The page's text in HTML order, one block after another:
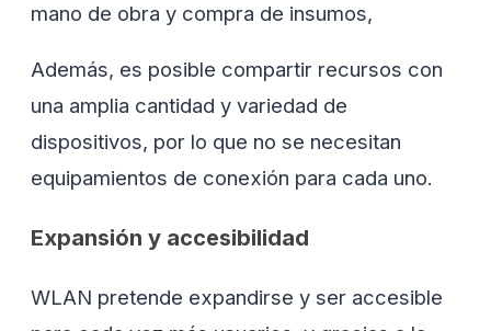
mano de obra y compra de insumos,
Además, es posible compartir recursos con
una amplia cantidad y variedad de
dispositivos, por lo que no se necesitan
equipamientos de conexión para cada uno.
Expansión y accesibilidad
WLAN pretende expandirse y ser accesible